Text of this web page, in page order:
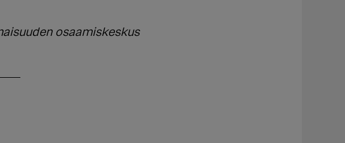
osaamiskeskus